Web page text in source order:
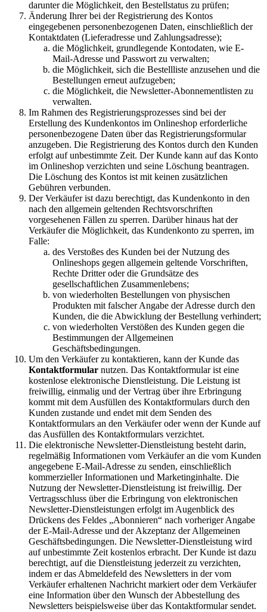
darunter die Möglichkeit, den Bestellstatus zu prüfen;
Änderung Ihrer bei der Registrierung des Kontos
eingegebenen personenbezogenen Daten, einschließlich der
Kontaktdaten (Lieferadresse und Zahlungsadresse);
die Möglichkeit, grundlegende Kontodaten, wie E-
Mail-Adresse und Passwort zu verwalten;
die Möglichkeit, sich die Bestellliste anzusehen und die
Bestellungen erneut aufzugeben;
die Möglichkeit, die Newsletter-Abonnementlisten zu
verwalten.
Im Rahmen des Registrierungsprozesses sind bei der
Erstellung des Kundenkontos im Onlineshop erforderliche
personenbezogene Daten über das Registrierungsformular
anzugeben. Die Registrierung des Kontos durch den Kunden
erfolgt auf unbestimmte Zeit. Der Kunde kann auf das Konto
im Onlineshop verzichten und seine Löschung beantragen.
Die Löschung des Kontos ist mit keinen zusätzlichen
Gebühren verbunden.
Der Verkäufer ist dazu berechtigt, das Kundenkonto in den
nach den allgemein geltenden Rechtsvorschriften
vorgesehenen Fällen zu sperren. Darüber hinaus hat der
Verkäufer die Möglichkeit, das Kundenkonto zu sperren, im
Falle:
des Verstoßes des Kunden bei der Nutzung des
Onlineshops gegen allgemein geltende Vorschriften,
Rechte Dritter oder die Grundsätze des
gesellschaftlichen Zusammenlebens;
von wiederholten Bestellungen von physischen
Produkten mit falscher Angabe der Adresse durch den
Kunden, die die Abwicklung der Bestellung verhindert;
von wiederholten Verstößen des Kunden gegen die
Bestimmungen der Allgemeinen
Geschäftsbedingungen.
Um den Verkäufer zu kontaktieren, kann der Kunde das
Kontaktformular nutzen. Das Kontaktformular ist eine
kostenlose elektronische Dienstleistung. Die Leistung ist
freiwillig, einmalig und der Vertrag über ihre Erbringung
kommt mit dem Ausfüllen des Kontaktformulars durch den
Kunden zustande und endet mit dem Senden des
Kontaktformulars an den Verkäufer oder wenn der Kunde auf
das Ausfüllen des Kontaktformulars verzichtet.
Die elektronische Newsletter-Dienstleistung besteht darin,
regelmäßig Informationen vom Verkäufer an die vom Kunden
angegebene E-Mail-Adresse zu senden, einschließlich
kommerzieller Informationen und Marketinginhalte. Die
Nutzung der Newsletter-Dienstleistung ist freiwillig. Der
Vertragsschluss über die Erbringung von elektronischen
Newsletter-Dienstleistungen erfolgt im Augenblick des
Drückens des Feldes „Abonnieren“ nach vorheriger Angabe
der E-Mail-Adresse und der Akzeptanz der Allgemeinen
Geschäftsbedingungen. Die Newsletter-Dienstleistung wird
auf unbestimmte Zeit kostenlos erbracht. Der Kunde ist dazu
berechtigt, auf die Dienstleistung jederzeit zu verzichten,
indem er das Abmeldefeld des Newsletters in der vom
Verkäufer erhaltenen Nachricht markiert oder dem Verkäufer
eine Information über den Wunsch der Abbestellung des
Newsletters beispielsweise über das Kontaktformular sendet.